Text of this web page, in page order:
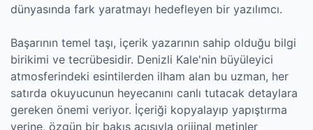
dünyasında fark yaratmayı hedefleyen bir yazılımcı.
Başarının temel taşı, içerik yazarının sahip olduğu bilgi
birikimi ve tecrübesidir. Denizli Kale'nin büyüleyici
atmosferindeki esintilerden ilham alan bu uzman, her
satırda okuyucunun heyecanını canlı tutacak detaylara
gereken önemi veriyor. İçeriği kopyalayıp yapıştırma
yerine, özgün bir bakış açısıyla orijinal metinler